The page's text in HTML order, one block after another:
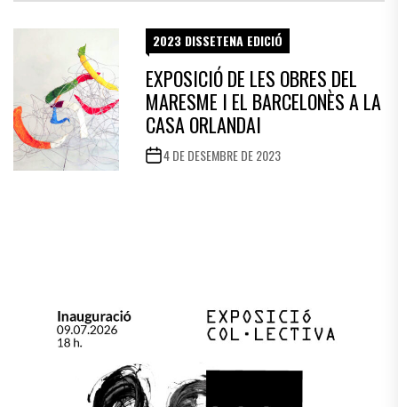
2023 DISSETENA EDICIÓ
EXPOSICIÓ DE LES OBRES DEL
MARESME I EL BARCELONÈS A LA
CASA ORLANDAI
4 DE DESEMBRE DE 2023